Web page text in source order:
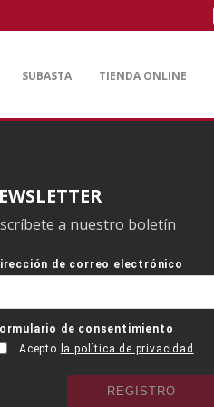
SUBASTA TIENDA ONLINE
a nuestro boletín